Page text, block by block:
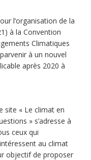
l’organisation de la
à la Convention
Climatiques
à un nouvel
après 2020 à
site « Le climat en
» s’adresse à
ceux qui
au climat
objectif de proposer